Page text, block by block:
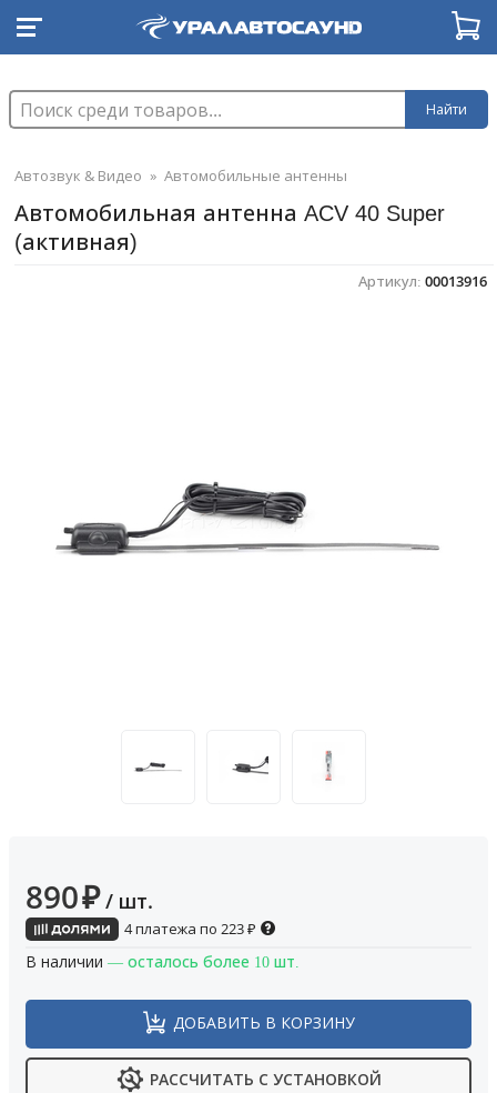
Найти
Автозвук & Видео » Автомобильные антенны
Автомобильная антенна ACV 40 Super
(активная)
Артикул: 00013916
890₽ / шт.
4 платежа по 223₽
В наличии — осталось более 10 шт.
ДОБАВИТЬ В КОРЗИНУ
РАССЧИТАТЬ С УСТАНОВКОЙ